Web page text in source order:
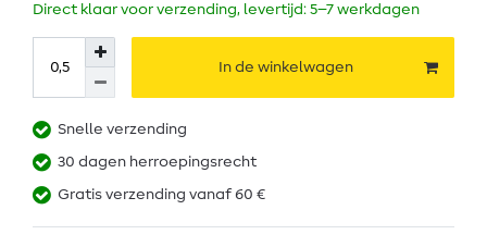
Direct klaar voor verzending, levertijd: 5–7 werkdagen
In de winkelwagen
Snelle verzending
30 dagen herroepingsrecht
Gratis verzending vanaf 60 €